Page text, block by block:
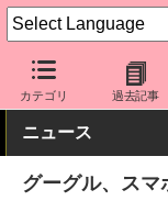
カテゴリ 過去記事
ケータイ Watch 業界
ニュース
グーグル、ス